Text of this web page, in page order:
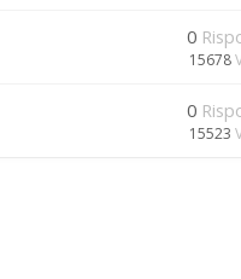
0
15678
0
15523